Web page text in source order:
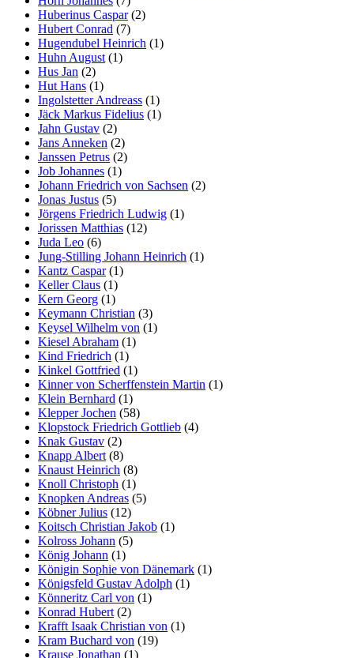
Huberinus Caspar(2)
Hubert Conrad (7)
Hugendubel Heinrich (1)
Huhn August (1)
Hus Jan (2)
Hut Hans (1)
Ingolstetter Andreass (1)
Jäck Markus Fidelius (1)
Jahn Gustav (2)
Jans Anneken (2)
Janssen Petrus (2)
Job Johannes (1)
Johann Friedrich von Sachsen (2)
Jonas Justus (5)
Jörgens Friedrich Ludwig (1)
Jorissen Matthias (12)
Juda Leo (6)
Jung-Stilling Johann Heinrich (1)
Kantz Caspar(1)
Keller Claus (1)
Kern Georg (1)
Keymann Christian (3)
Keysel Wilhelm von (1)
Kiesel Abraham (1)
Kind Friedrich (1)
Kinkel Gottfried (1)
Kinner von Scherffenstein Martin (1)
Klein Bernhard (1)
Klepper Jochen (58)
Klopstock Friedrich Gottlieb (4)
Knak Gustav (2)
Knapp Albert (8)
Knaust Heinrich (8)
Knoll Christoph (1)
Knopken Andreas (5)
Köbner Julius (12)
Koitsch Christian Jakob (1)
Kolross Johann (5)
König Johann (1)
Königin Sophie von Dänemark (1)
Königsfeld Gustav Adolph (1)
Könneritz Carl von (1)
Konrad Hubert (2)
Krafft Isaak Christian von (1)
Kram Buchard von (19)
Krause Jonathan (1)